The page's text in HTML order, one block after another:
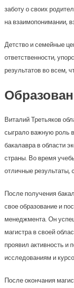
заботу о своих
на взаимопонимании,
Детство и семейные
ответственности,
результатов во всем,
Виталий Третьяков
сыграло важную роль
бакалавра в области
страны. Во время
отличные результаты,
После получения
свое образование и
менеджмента. Он
магистра в своей
проявил активность и
исследованиям и
После окончания